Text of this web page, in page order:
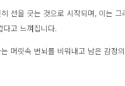
선을 긋는 것으로 시작되며, 이는
고 느껴집니다.
머릿속 번뇌를 비워내고 남은 감정